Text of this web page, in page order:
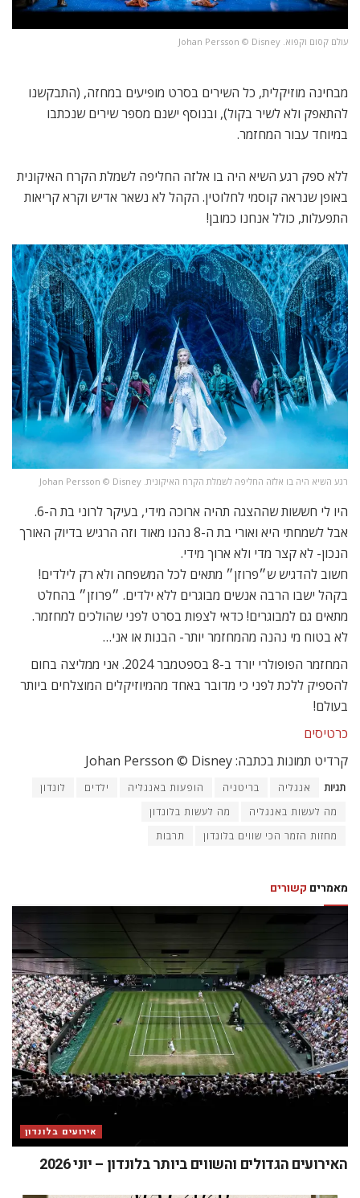
עולם קסום וקפוא. Johan Persson ©️ Disney
מבחינה מוזיקלית, כל השירים בסרט מופיעים במחזה, (התבקשנו
להתאפק ולא לשיר בקול), ובנוסף ישנם מספר שירים שנכתבו
במיוחד עבור המחזמר.
ללא ספק רגע השיא היה בו אלזה החליפה לשמלת הקרח האיקונית
באופן שנראה קוסמי לחלוטין. הקהל לא נשאר אדיש וקרא קריאות
התפעלות, כולל אנחנו כמובן!
רגע השיא היה בו אלזה החליפה לשמלת הקרח האיקונית. Johan Persson ©️ Disney
היו לי חששות שההצגה תהיה ארוכה מידי, בעיקר לרוני בת ה-6.
אבל לשמחתי היא ואורי בת ה-8 נהנו מאוד וזה הרגיש בדיוק האורך
הנכון- לא קצר מדי ולא ארוך מידי.
חשוב להדגיש ש״פרוזן״ מתאים לכל המשפחה ולא רק לילדים!
בקהל ישבו הרבה אנשים מבוגרים ללא ילדים. ״פרוזן״ בהחלט
מתאים גם למבוגרים! כדאי לצפות בסרט לפני שהולכים למחזמר.
לא בטוח מי נהנה מהמחזמר יותר- הבנות או אני…
המחזמר הפופולרי יורד ב-8 בספטמבר 2024. אני ממליצה בחום
להספיק ללכת לפני כי מדובר באחד מהמיוזיקלים המוצלחים ביותר
בעולם!
כרטיסים
קרדיט תמונות בכתבה: Johan Persson ©️ Disney
תגיות אנגליה בריטניה הופעות באנגליה ילדים
לונדון
מה לעשות באנגליה
מה לעשות בלונדון
מחזות הזמר הכי שווים בלונדון
תרבות
מאמרים קשורים
אירועים בלונדון
האירועים הגדולים והשווים ביותר בלונדון – יוני 2026